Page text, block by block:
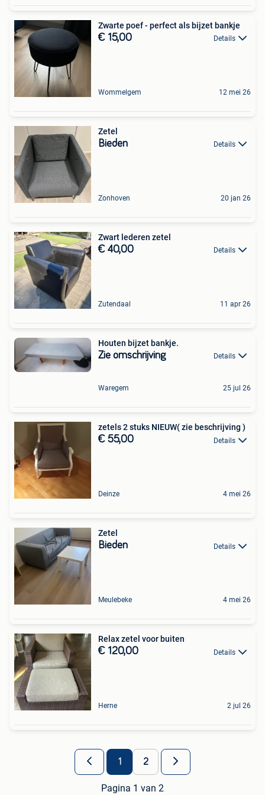
Zwarte poef - perfect als bijzet bankje
€ 15,00 Details
Wommelgem 12 mei 26
Zetel
Bieden Details
Zonhoven 20 jan 26
Zwart lederen zetel
€ 40,00 Details
Zutendaal 11 apr 26
Houten bijzet bankje.
Zie omschrijving Details
Waregem 25 jul 26
zetels 2 stuks NIEUW( zie beschrijving )
€ 55,00 Details
Deinze 4 mei 26
Zetel
Bieden Details
Meulebeke 4 mei 26
Relax zetel voor buiten
€ 120,00 Details
Herne 2 jul 26
1 2
Pagina 1 van 2